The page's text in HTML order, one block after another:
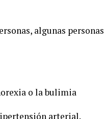
algunas personas
o la bulimia
arterial.